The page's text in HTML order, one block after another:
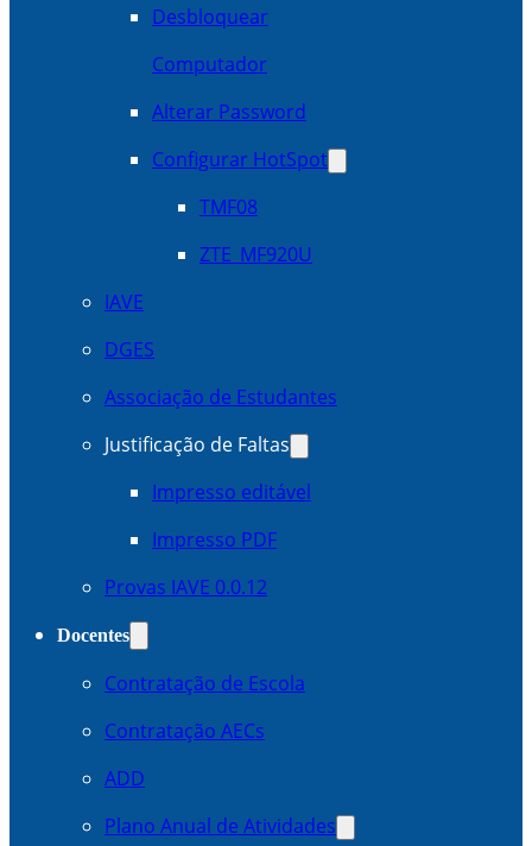
Desbloquear
Computador
Alterar Password
Configurar HotSpot
TMF08
ZTE_MF920U
IAVE
DGES
Associação de Estudantes
Justificação de Faltas
Impresso editável
Impresso PDF
Provas IAVE 0.0.12
Docentes
Contratação de Escola
Contratação AECs
ADD
Plano Anual de Atividades